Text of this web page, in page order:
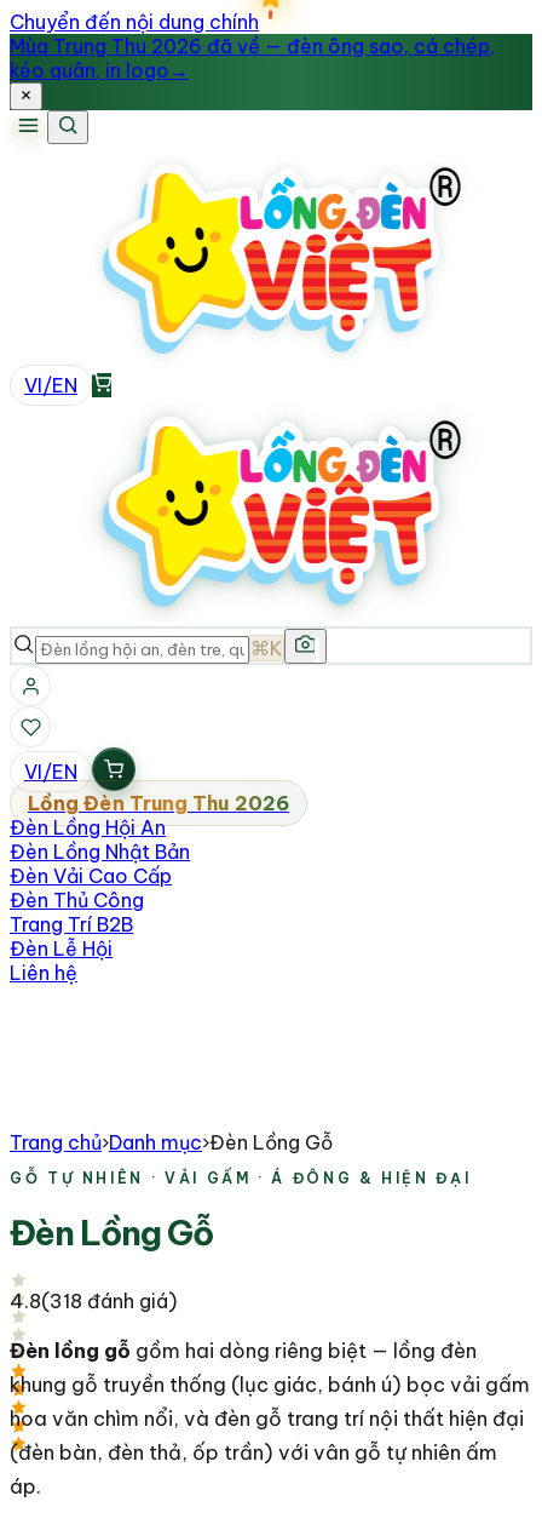
Chuyển đến nội dung chính
Mùa Trung Thu 2026 đã về — đèn ông sao, cá chép,
kéo quân, in logo →
VI/EN
⌘K
VI/EN
Lồng Đèn Trung Thu 2026
Đèn Lồng Hội An
Đèn Lồng Nhật Bản
Đèn Vải Cao Cấp
Đèn Thủ Công
Trang Trí B2B
Đèn Lễ Hội
Liên hệ
Trang chủ›Danh mục›Đèn Lồng Gỗ
GỖ TỰ NHIÊN · VẢI GẤM · Á ĐÔNG & HIỆN ĐẠI
Đèn Lồng Gỗ
4.8(318 đánh giá)
Đèn lồng gỗ gồm hai dòng riêng biệt — lồng đèn
khung gỗ truyền thống (lục giác, bánh ú) bọc vải gấm
hoa văn chìm nổi, và đèn gỗ trang trí nội thất hiện đại
(đèn bàn, đèn thả, ốp trần) với vân gỗ tự nhiên ấm
áp.